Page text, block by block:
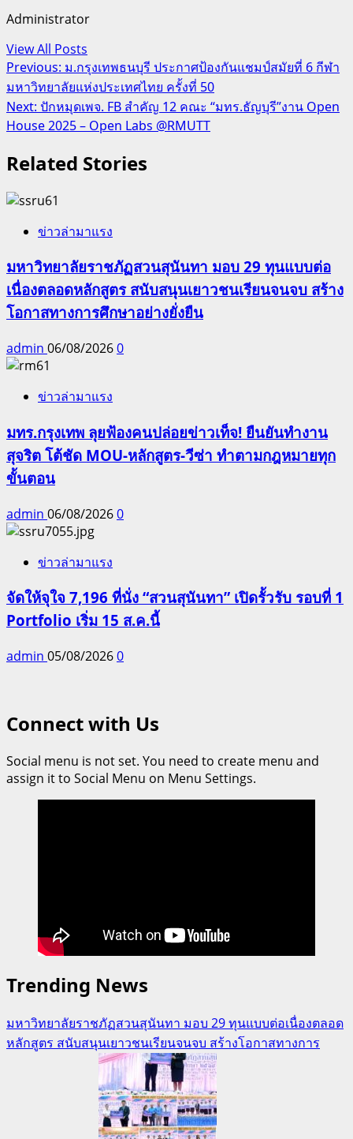
Administrator
View All Posts
Post
navigation
Previous: ม.กรุงเทพธนบุรี ประกาศป้องกันแชมป์สมัยที่ 6 กีฬา
มหาวิทยาลัยแห่งประเทศไทย ครั้งที่ 50
Next: ปักหมุดเพจ. FB สำคัญ 12 คณะ “มทร.ธัญบุรี”งาน Open
House 2025 – Open Labs @RMUTT
Related Stories
ข่าวล่ามาแรง
มหาวิทยาลัยราชภัฏสวนสุนันทา มอบ 29 ทุนแบบต่อ
เนื่องตลอดหลักสูตร สนับสนุนเยาวชนเรียนจนจบ สร้าง
โอกาสทางการศึกษาอย่างยั่งยืน
admin 06/08/20260
ข่าวล่ามาแรง
มทร.กรุงเทพ ลุยฟ้องคนปล่อยข่าวเท็จ! ยืนยันทำงาน
สุจริต โต้ชัด MOU-หลักสูตร-วีซ่า ทำตามกฎหมายทุก
ขั้นตอน
admin 06/08/20260
ข่าวล่ามาแรง
จัดให้จุใจ 7,196 ที่นั่ง “สวนสุนันทา” เปิดรั้วรับ รอบที่ 1
Portfolio เริ่ม 15 ส.ค.นี้
admin 05/08/20260
Connect with Us
Social menu is not set. You need to create menu and
assign it to Social Menu on Menu Settings.
Trending News
มหาวิทยาลัยราชภัฏสวนสุนันทา มอบ 29 ทุนแบบต่อเนื่องตลอด
หลักสูตร สนับสนุนเยาวชนเรียนจนจบ สร้างโอกาสทางการ